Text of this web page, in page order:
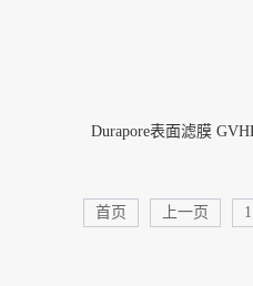
Durapore表面滤膜
首页 上一页 1